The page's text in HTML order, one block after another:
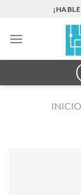
contenido
INICIO